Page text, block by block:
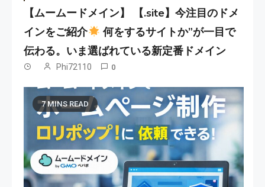
【ムームードメイン】 【.site】今注目のドメ
インをご紹介
何をするサイトか”が一目で
伝わる。いま選ばれている新定番ドメイン
Phi72110 0
7 MINS READ